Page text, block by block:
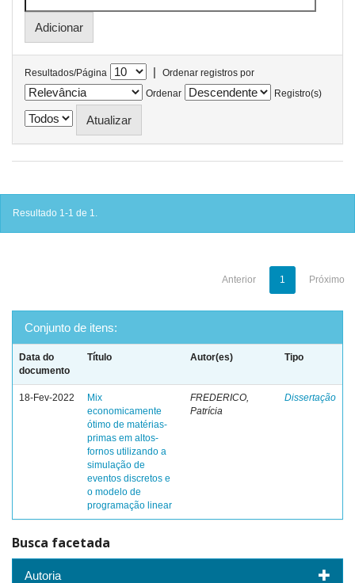
Resultados/Página |
Ordenar registros por
Ordenar
Registro(s)
Resultado 1-1 de 1.
Anterior 1 Próximo
Conjunto de itens:
Data do
documento
Título Autor(es) Tipo
18-Fev-2022
Mix
economicamente
ótimo de matérias-
primas em altos-
fornos utilizando a
simulação de
eventos discretos e
o modelo de
programação linear
FREDERICO,
Patrícia
Dissertação
Busca facetada
Autoria